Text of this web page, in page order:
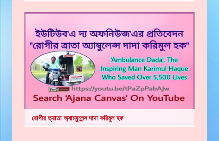
রোগীর ত্রাতা অ্যাম্বুলেন্স দাদা করিমুল হক